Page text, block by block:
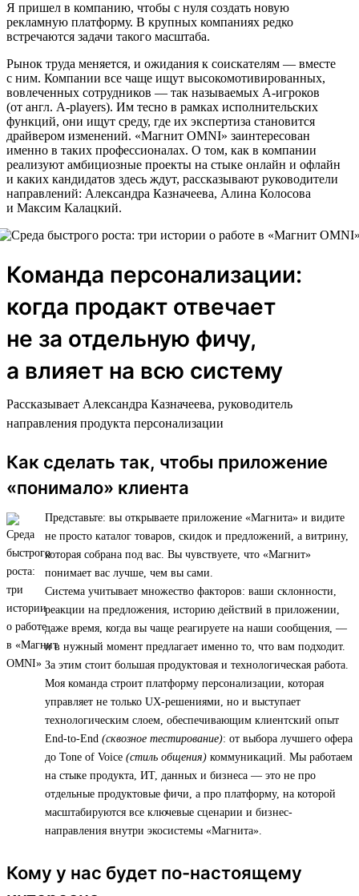
Я пришел в компанию, чтобы с нуля создать новую
рекламную платформу. В крупных компаниях редко
встречаются задачи такого масштаба.
Рынок труда меняется, и ожидания к соискателям — вместе
с ним. Компании все чаще ищут высокомотивированных,
вовлеченных сотрудников — так называемых А-игроков
(от англ. A-players). Им тесно в рамках исполнительских
функций, они ищут среду, где их экспертиза становится
драйвером изменений. «Магнит OMNI» заинтересован
именно в таких профессионалах. О том, как в компании
реализуют амбициозные проекты на стыке онлайн и офлайн
и каких кандидатов здесь ждут, рассказывают руководители
направлений: Александра Казначеева, Алина Колосова
и Максим Калацкий.
Команда персонализации:
когда продакт отвечает
не за отдельную фичу,
а влияет на всю систему
Рассказывает Александра Казначеева, руководитель
направления продукта персонализации
Как сделать так, чтобы приложение
«понимало» клиента
Представьте: вы открываете приложение «Магнита» и видите
не просто каталог товаров, скидок и предложений, а витрину,
которая собрана под вас. Вы чувствуете, что «Магнит»
понимает вас лучше, чем вы сами.
Система учитывает множество факторов: ваши склонности,
реакции на предложения, историю действий в приложении,
даже время, когда вы чаще реагируете на наши сообщения, —
и в нужный момент предлагает именно то, что вам подходит.
За этим стоит большая продуктовая и технологическая работа.
Моя команда строит платформу персонализации, которая
управляет не только UX-решениями, но и выступает
технологическим слоем, обеспечивающим клиентский опыт
End-to-End (сквозное тестирование): от выбора лучшего офера
до Tone of Voice (стиль общения) коммуникаций. Мы работаем
на стыке продукта, ИТ, данных и бизнеса — это не про
отдельные продуктовые фичи, а про платформу, на которой
масштабируются все ключевые сценарии и бизнес-
направления внутри экосистемы «Магнита».
Кому у нас будет по-настоящему